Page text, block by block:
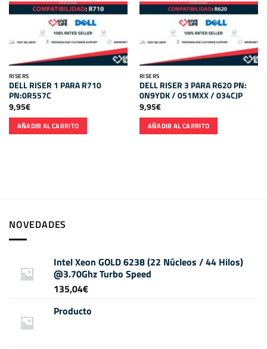
RISERS
DELL RISER 1 PARA R710
PN:0R557C
9,95€
AÑADIR AL CARRITO
RISERS
DELL RISER 3 PARA R620 PN:
0N9YDK / 051MXX / 034CJP
9,95€
AÑADIR AL CARRITO
NOVEDADES
Intel Xeon GOLD 6238 (22 Núcleos / 44 Hilos)
@3.70Ghz Turbo Speed
135,04€
Producto